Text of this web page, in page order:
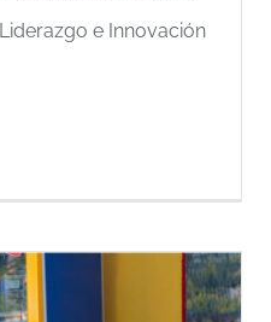
e Innovación